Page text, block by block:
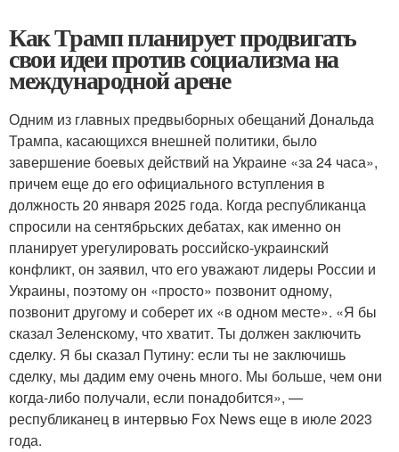
Как Трамп планирует продвигать
свои идеи против социализма на
международной арене
Одним из главных предвыборных обещаний Дональда
Трампа, касающихся внешней политики, было
завершение боевых действий на Украине «за 24 часа»,
причем еще до его официального вступления в
должность 20 января 2025 года. Когда республиканца
спросили на сентябрьских дебатах, как именно он
планирует урегулировать российско-украинский
конфликт, он заявил, что его уважают лидеры России и
Украины, поэтому он «просто» позвонит одному,
позвонит другому и соберет их «в одном месте». «Я бы
сказал Зеленскому, что хватит. Ты должен заключить
сделку. Я бы сказал Путину: если ты не заключишь
сделку, мы дадим ему очень много. Мы больше, чем они
когда-либо получали, если понадобится», —
республиканец в интервью Fox News еще в июле 2023
года.